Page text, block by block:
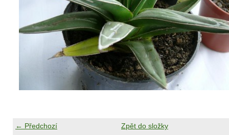
← Předchozí
Zpět do složky